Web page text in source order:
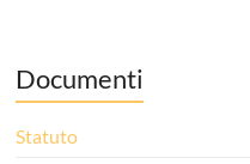
Documenti
Statuto